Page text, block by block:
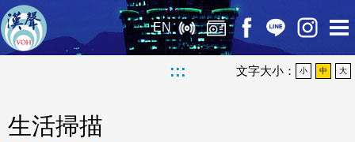
EN
::: 文字大小： 小 中 大
生活掃描